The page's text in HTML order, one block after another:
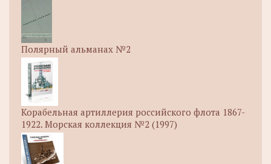
Полярный альманах №2
Корабельная артиллерия российского флота 1867-
1922. Морская коллекция №2 (1997)